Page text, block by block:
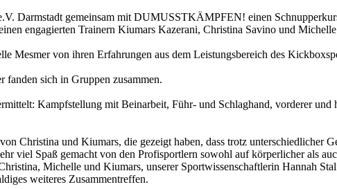
Darmstadt gemeinsam mit DUMUSSTKÄMPFEN! einen
engagierten Trainern Kiumars Kazerani, Christina Savino und
Mesmer von ihren Erfahrungen aus dem Leistungsbereich des
fanden sich in Gruppen zusammen.
Kampfstellung mit Beinarbeit, Führ- und Schlaghand, vorderer
Christina und Kiumars, die gezeigt haben, dass trotz unterschiedlicher
viel Spaß gemacht von den Profisportlern sowohl auf körperlicher als
Michelle und Kiumars, unserer Sportwissenschaftlerin Hannah
weiteres Zusammentreffen.